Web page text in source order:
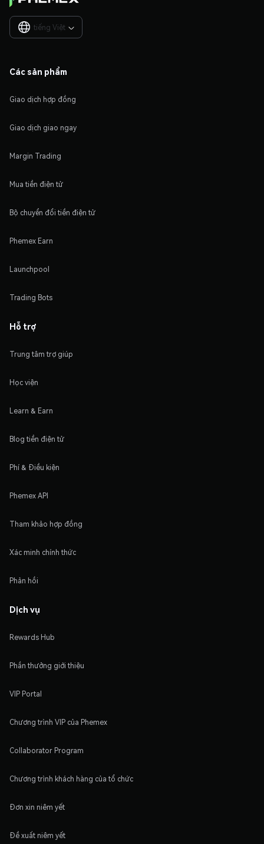
tiếng Việt 
Các sản phẩm
Giao dịch hợp đồng
Giao dịch giao ngay
Margin Trading
Mua tiền điện tử
Bộ chuyển đổi tiền điện tử
Phemex Earn
Launchpool
Trading Bots
Hỗ trợ
Trung tâm trợ giúp
Học viện
Learn & Earn
Blog tiền điện tử
Phí & Điều kiện
Phemex API
Tham khảo hợp đồng
Xác minh chính thức
Phản hồi
Dịch vụ
Rewards Hub
Phần thưởng giới thiệu
VIP Portal
Chương trình VIP của Phemex
Collaborator Program
Chương trình khách hàng của tổ chức
Đơn xin niêm yết
Đề xuất niêm yết